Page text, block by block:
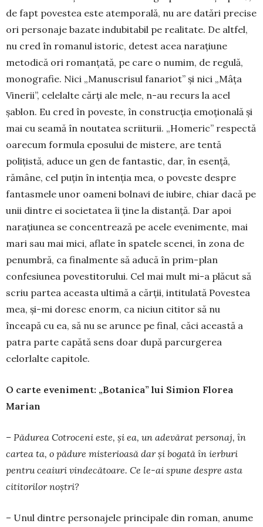
de fapt povestea este atemporală, nu are datări precise
ori personaje bazate indubitabil pe realitate. De altfel,
nu cred în romanul istoric, detest acea narațiune
metodică ori romanțată, pe care o numim, de regulă,
monografie. Nici „Manuscrisul fanariot” și nici „Mâța
Vinerii”, celelalte cărți ale mele, n-au recurs la acel
șablon. Eu cred în poveste, în construcția emoțională și
mai cu seamă în nou­tatea scriiturii. „Homeric” respectă
oarecum for­mula eposului de mistere, are tentă
polițistă, aduce un gen de fantastic, dar, în esență,
rămâne, cel puțin în intenția mea, o po­veste des­pre
fantas­me­­le unor oa­meni bol­­navi de iu­bi­re, chiar dacă pe
unii din­tre ei so­cie­tatea îi ține la dis­­tanță. Dar apoi
nara­țiu­nea se con­cen­trează pe acele eve­ni­mente, mai
mari sau mai mici, aflate în spa­tele sce­nei, în zona de
penum­bră, ca fi­nal­men­te să aducă în prim-plan
confesiunea po­ves­titorului. Cel mai mult mi-a plăcut să
scriu partea aceasta ultimă a cărții, in­titulată Po­ves­tea
mea, și-mi do­resc enorm, ca niciun cititor să nu
înceapă cu ea, să nu se arunce pe final, căci această a
patra parte capătă sens doar după parcurgerea
celorlalte capitole.
O carte eveniment: „Botanica” lui Simion Florea
Marian
– Pădurea Cotroceni este, și ea, un adevărat personaj, în
cartea ta, o pădure misterioasă dar și bogată în ierburi
pentru ceaiuri vindecătoare. Ce le-ai spune despre asta
cititorilor noștri?
– Unul dintre personajele principale din roman, anume